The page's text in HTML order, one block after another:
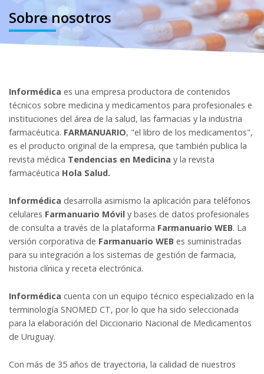
Sobre nosotros
Informédica es una empresa productora de contenidos
técnicos sobre medicina y medicamentos para profesionales e
instituciones del área de la salud, las farmacias y la industria
farmacéutica. FARMANUARIO, "el libro de los medicamentos",
es el producto original de la empresa, que también publica la
revista médica Tendencias en Medicina y la revista
farmacéutica Hola Salud.
Informédica desarrolla asimismo la aplicación para teléfonos
celulares Farmanuario Móvil y bases de datos profesionales
de consulta a través de la plataforma Farmanuario WEB. La
versión corporativa de Farmanuario WEB es suministradas
para su integración a los sistemas de gestión de farmacia,
historia clínica y receta electrónica.
Informédica cuenta con un equipo técnico especializado en la
terminología SNOMED CT, por lo que ha sido seleccionada
para la elaboración del Diccionario Nacional de Medicamentos
de Uruguay.
Con más de 35 años de trayectoria, la calidad de nuestros